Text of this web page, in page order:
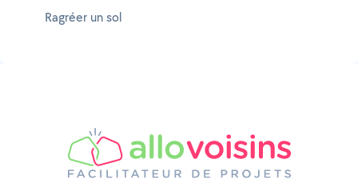
Ragréer un sol